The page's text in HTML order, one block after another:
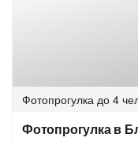
Фотопрогулка до 4
Фотопрогулка в